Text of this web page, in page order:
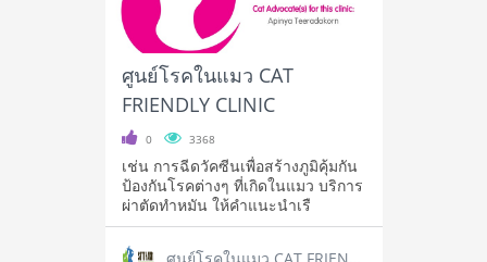
ศูนย์โรคในแมว CAT
FRIENDLY CLINIC
0 3368
เช่น การฉีดวัคซีนเพื่อสร้างภูมิคุ้มกัน
ป้องกันโรคต่างๆ ที่เกิดในแมว บริการ
ผ่าตัดทำหมัน ให้คำแนะนำเรื